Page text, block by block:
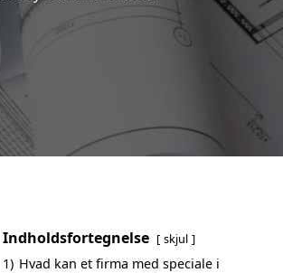
Indholdsfortegnelse skjul
1) Hvad kan et firma med speciale i